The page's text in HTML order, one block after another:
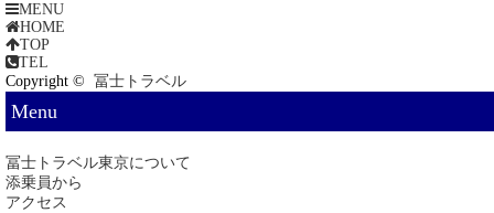
MENU
HOME
TOP
TEL
Copyright © 冨士トラベル
Menu
冨士トラベル東京について
添乗員から
アクセス